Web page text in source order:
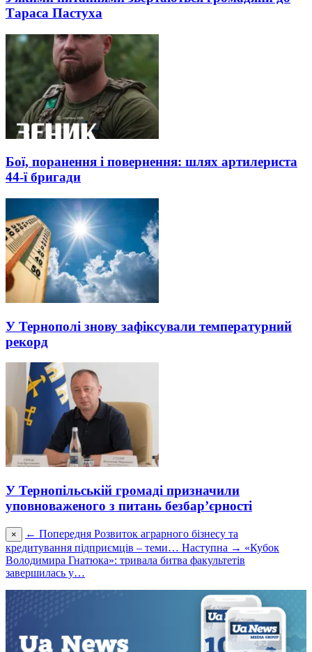
Тараса Пастуха
Бої, поранення і повернення: шлях артилериста
44-ї бригади
У Тернополі знову зафіксували температурний
рекорд
У Тернопільській громаді призначили
уповноваженого з питань безбар’єрності
× ← Попередня Розвиток аграрного бізнесу та
кредитування підприємців – теми… Наступна → «Кубок
Володимира Гнатюка»: тривала битва факультетів
завершилась у…